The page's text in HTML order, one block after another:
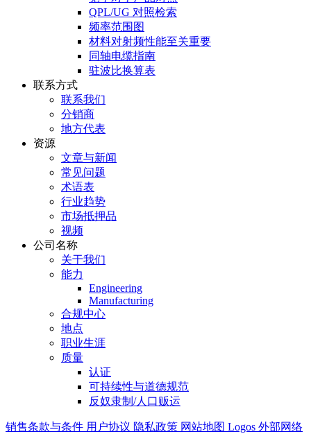
QPL/UG 对照检索
频率范围图
材料对射频性能至关重要
同轴电缆指南
驻波比换算表
联系方式
联系我们
分销商
地方代表
资源
文章与新闻
常见问题
术语表
行业趋势
市场抵押品
视频
公司名称
关于我们
能力
Engineering
Manufacturing
合规中心
地点
职业生涯
质量
认证
可持续性与道德规范
反奴隶制/人口贩运
销售条款与条件 用户协议 隐私政策 网站地图 Logos 外部网络